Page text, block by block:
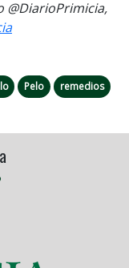
@DiarioPrimicia,
Pelo
remedios